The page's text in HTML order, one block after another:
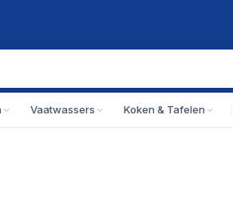
Vaatwassers Koken & Tafelen